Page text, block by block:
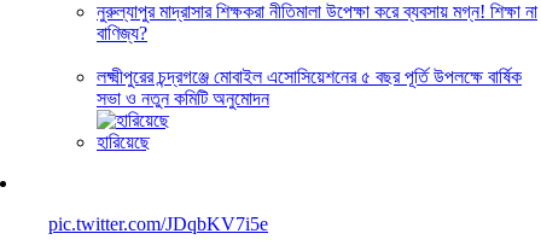
নুরুল্যাপুর মাদ্রাসার শিক্ষকরা নীতিমালা উপেক্ষা করে ব্যবসায় মগ্ন! শিক্ষা না
বাণিজ্য?
লক্ষ্মীপুরের চন্দ্রগঞ্জে মোবাইল এসোসিয়েশনের ৫ বছর পূর্তি উপলক্ষে বার্ষিক
সভা ও নতুন কমিটি অনুমোদন
হারিয়েছে
pic.twitter.com/JDqbKV7i5e